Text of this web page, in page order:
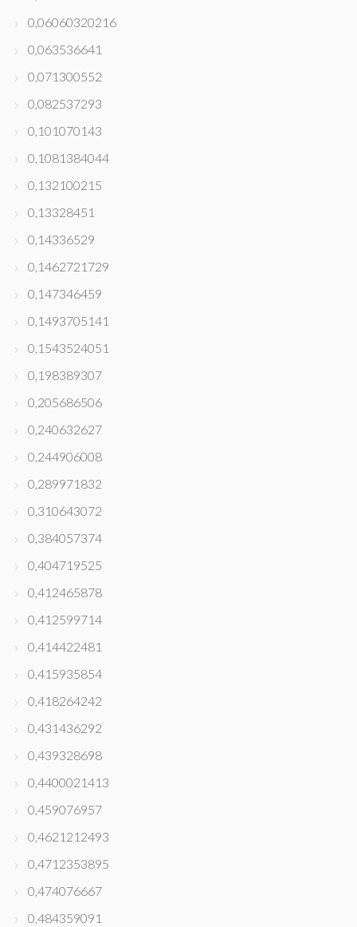
0,06060320216
0,063536641
0,071300552
0,082537293
0,101070143
0,1081384044
0,132100215
0,13328451
0,14336529
0,1462721729
0,147346459
0,1493705141
0,1543524051
0,198389307
0,205686506
0,240632627
0,244906008
0,289971832
0,310643072
0,384057374
0,404719525
0,412465878
0,412599714
0,414422481
0,415935854
0,418264242
0,431436292
0,439328698
0,4400021413
0,459076957
0,4621212493
0,4712353895
0,474076667
0,484359091